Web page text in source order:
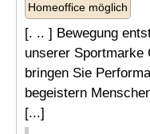
Homeoffice möglich
[. .. ] Bewegung
unserer Sportmarke
bringen Sie
begeistern
[...]